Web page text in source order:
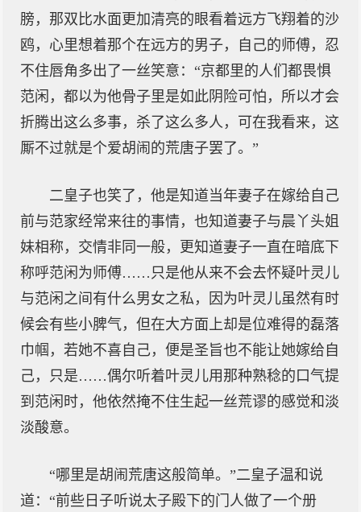
膀，那双比水面更加清亮的眼看着远方飞翔着的沙
鸥，心里想着那个在远方的男子，自己的师傅，忍
不住唇角多出了一丝笑意：“京都里的人们都畏惧
范闲，都以为他骨子里是如此阴险可怕，所以才会
折腾出这么多事，杀了这么多人，可在我看来，这
厮不过就是个爱胡闹的荒唐子罢了。”
二皇子也笑了，他是知道当年妻子在嫁给自己
前与范家经常来往的事情，也知道妻子与晨丫头姐
妹相称，交情非同一般，更知道妻子一直在暗底下
称呼范闲为师傅……只是他从来不会去怀疑叶灵儿
与范闲之间有什么男女之私，因为叶灵儿虽然有时
候会有些小脾气，但在大方面上却是位难得的磊落
巾帼，若她不喜自己，便是圣旨也不能让她嫁给自
己，只是……偶尔听着叶灵儿用那种熟稔的口气提
到范闲时，他依然掩不住生起一丝荒谬的感觉和淡
淡酸意。
“哪里是胡闹荒唐这般简单。”二皇子温和说
道：“前些日子听说太子殿下的门人做了一个册